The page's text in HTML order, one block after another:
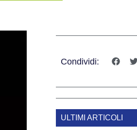
Condividi:
ULTIMI ARTICOLI